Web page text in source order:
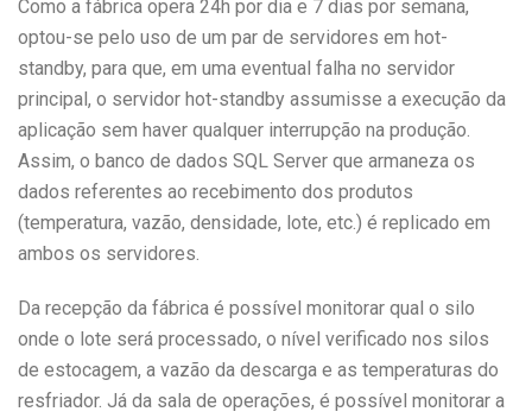
Como a fábrica opera 24h por dia e 7 dias por semana,
optou-se pelo uso de um par de servidores em hot-
standby, para que, em uma eventual falha no servidor
principal, o servidor hot-standby assumisse a execução da
aplicação sem haver qualquer interrupção na produção.
Assim, o banco de dados SQL Server que armaneza os
dados referentes ao recebimento dos produtos
(temperatura, vazão, densidade, lote, etc.) é replicado em
ambos os servidores.
Da recepção da fábrica é possível monitorar qual o silo
onde o lote será processado, o nível verificado nos silos
de estocagem, a vazão da descarga e as temperaturas do
resfriador. Já da sala de operações, é possível monitorar a